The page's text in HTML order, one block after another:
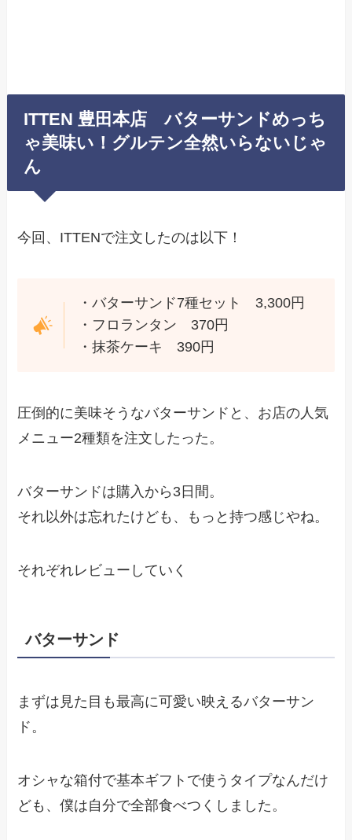
ITTEN 豊田本店 バターサンドめっち
ゃ美味い！グルテン全然いらないじゃ
ん
今回、ITTENで注文したのは以下！
・バターサンド7種セット 3,300円
・フロランタン 370円
・抹茶ケーキ 390円
圧倒的に美味そうなバターサンドと、お店の人気
メニュー2種類を注文したった。
バターサンドは購入から3日間。
それ以外は忘れたけども、もっと持つ感じやね。
それぞれレビューしていく
バターサンド
まずは見た目も最高に可愛い映えるバターサン
ド。
オシャな箱付で基本ギフトで使うタイプなんだけ
ども、僕は自分で全部食べつくしました。